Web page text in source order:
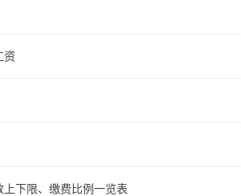
资
下限、缴费比例一览表